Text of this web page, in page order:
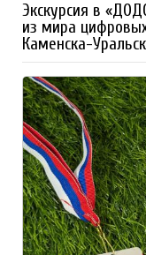
Экскурсия в
из мира
Каменска-